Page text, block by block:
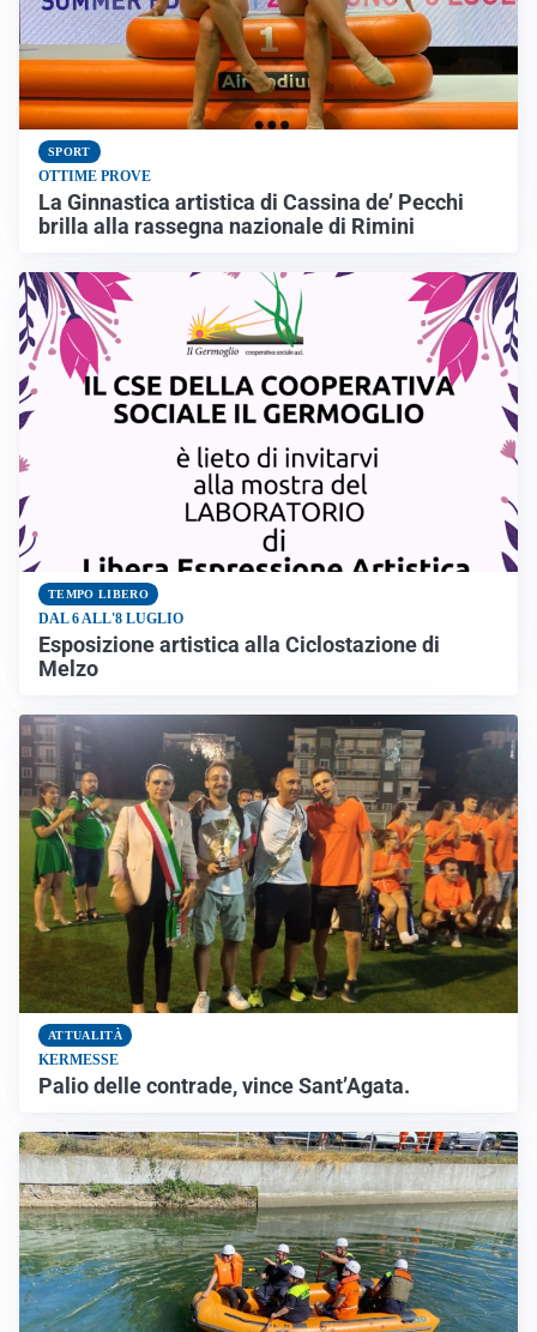
SPORT
OTTIME PROVE
La Ginnastica artistica di Cassina de’ Pecchi
brilla alla rassegna nazionale di Rimini
TEMPO LIBERO
DAL 6 ALL'8 LUGLIO
Esposizione artistica alla Ciclostazione di
Melzo
ATTUALITÀ
KERMESSE
Palio delle contrade, vince Sant’Agata.